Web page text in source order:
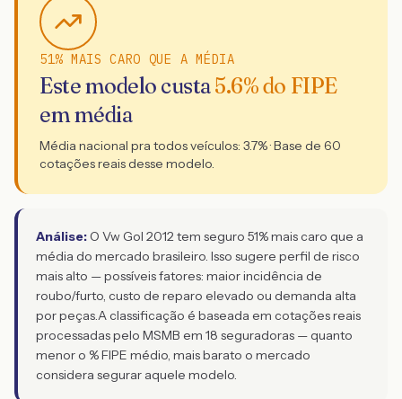
51% MAIS CARO QUE A MÉDIA
Este modelo custa5.6% do FIPE
em média
Média nacional pra todos veículos: 3.7% · Base de 60
cotações reais desse modelo.
Análise: O Vw Gol 2012 tem seguro 51% mais caro que a
média do mercado brasileiro. Isso sugere perfil de risco
mais alto — possíveis fatores: maior incidência de
roubo/furto, custo de reparo elevado ou demanda alta
por peças.A classificação é baseada em cotações reais
processadas pelo MSMB em 18 seguradoras — quanto
menor o % FIPE médio, mais barato o mercado
considera segurar aquele modelo.